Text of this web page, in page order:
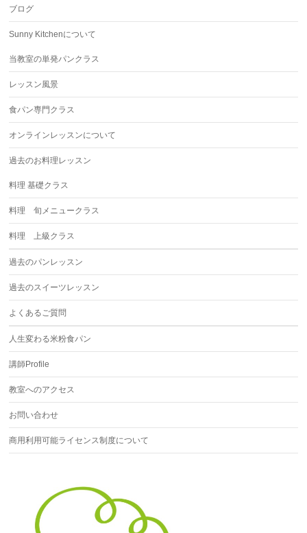
ブログ
Sunny Kitchenについて
当教室の単発パンクラス
レッスン風景
食パン専門クラス
オンラインレッスンについて
過去のお料理レッスン
料理 基礎クラス
料理 旬メニュークラス
料理 上級クラス
過去のパンレッスン
過去のスイーツレッスン
よくあるご質問
人生変わる米粉食パン
講師Profile
教室へのアクセス
お問い合わせ
商用利用可能ライセンス制度について